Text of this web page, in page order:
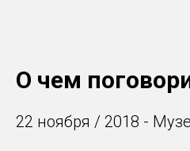
О чем
22 ноября / 2018 -